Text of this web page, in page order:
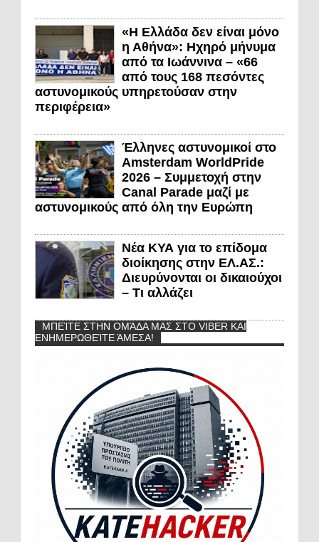
«Η Ελλάδα δεν είναι μόνο
η Αθήνα»: Ηχηρό μήνυμα
από τα Ιωάννινα – «66
από τους 168 πεσόντες
αστυνομικούς υπηρετούσαν στην
περιφέρεια»
Έλληνες αστυνομικοί στο
Amsterdam WorldPride
2026 – Συμμετοχή στην
Canal Parade μαζί με
αστυνομικούς από όλη την Ευρώπη
Νέα ΚΥΑ για το επίδομα
διοίκησης στην ΕΛ.ΑΣ.:
Διευρύνονται οι δικαιούχοι
– Τι αλλάζει
ΜΠΕΊΤΕ ΣΤΗΝ ΟΜΆΔΑ ΜΑΣ ΣΤΟ VIBER ΚΑΙ
ΕΝΗΜΕΡΩΘΕΊΤΕ ΆΜΕΣΑ!